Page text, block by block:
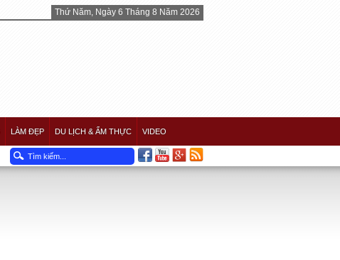
Thứ Năm, Ngày 6 Tháng 8 Năm 2026
LÀM ĐẸP DU LỊCH & ẨM THỰC VIDEO